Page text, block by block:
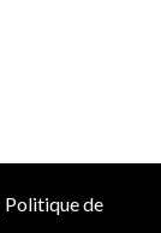
Politique de